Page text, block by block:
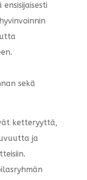
sekä
ketteryyttä,
ja